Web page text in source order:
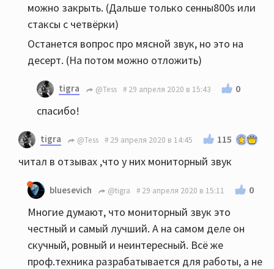
можно закрыть. (Дальше только сенны800s или
стаксы с четвёрки)
Останется вопрос про мясной звук, но это на
десерт. (На потом можно отложить)
tigra @Tess 29 апреля 2020 в 15:43 0
спасибо!
tigra @Tess 29 апреля 2020 в 14:45 115
читал в отзывах ,что у них мониторный звук
bluesevich @tigra 29 апреля 2020 в 15:11 0
Многие думают, что мониторный звук это
честный и самый лучший. А на самом деле он
скучный, ровный и неинтересный. Всё же
проф.техника разрабатывается для работы, а не